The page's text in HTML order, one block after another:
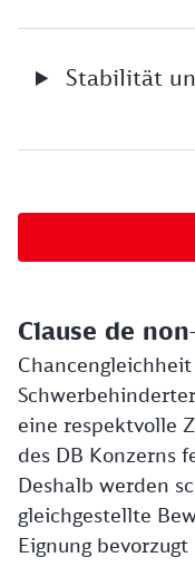
Stabilität
Clause de
eine respektvolle
des DB Konzerns
Deshalb werden
gleichgestellte
Eignung